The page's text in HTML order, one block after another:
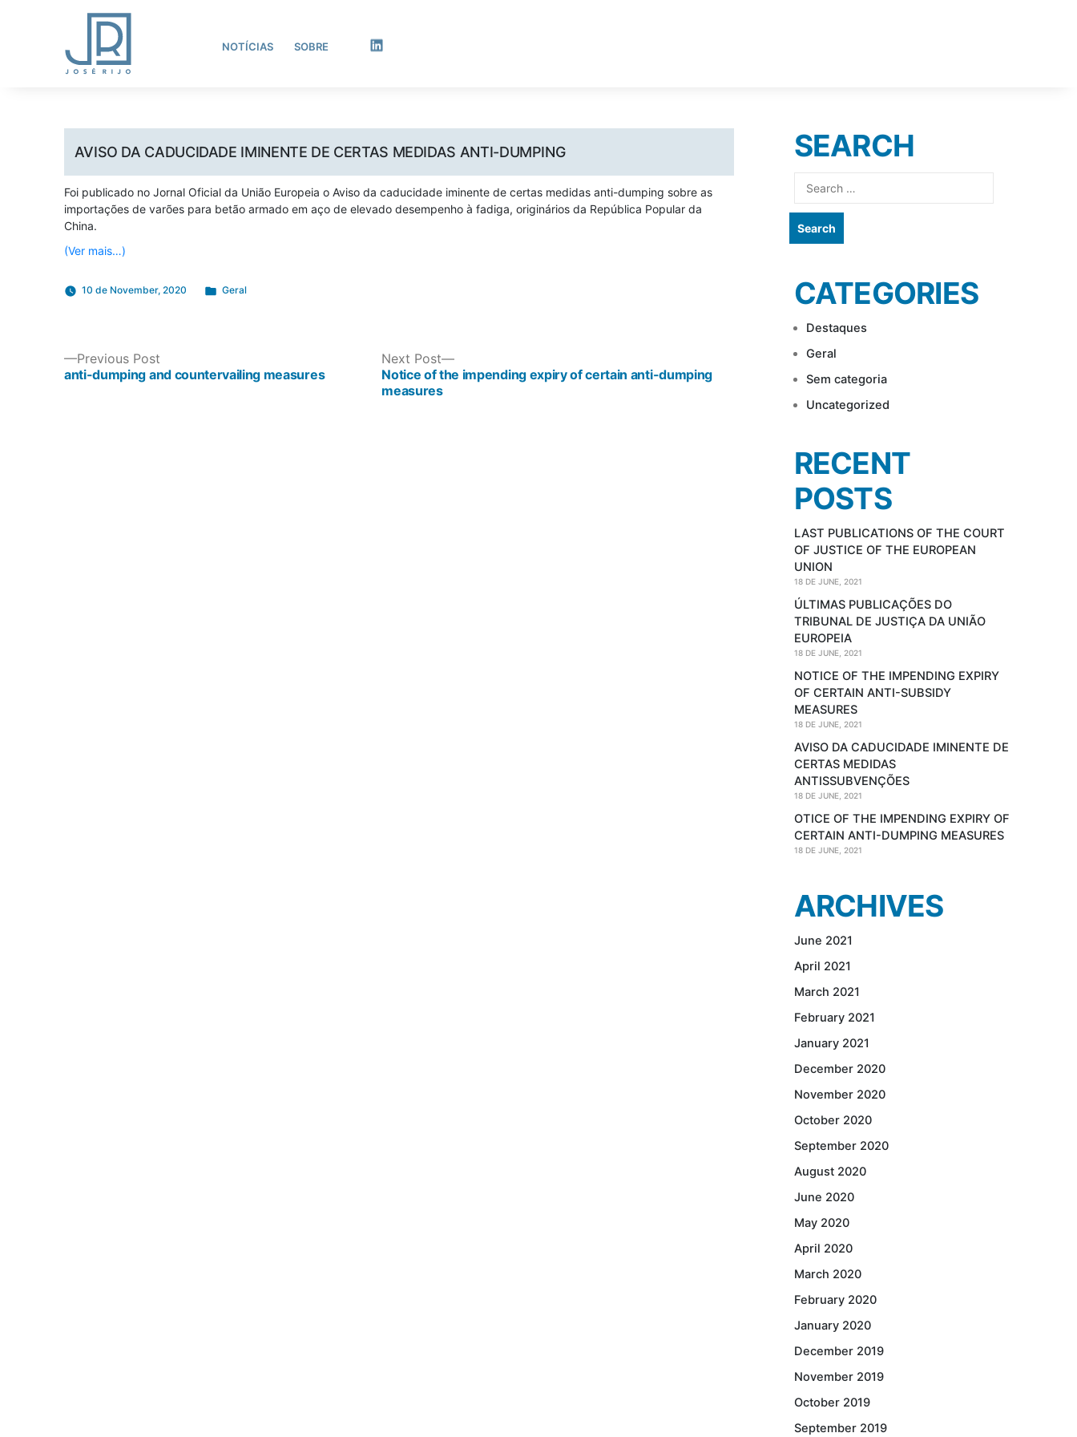
NOTÍCIAS SOBRE LinkedIn
AVISO DA CADUCIDADE IMINENTE DE CERTAS MEDIDAS ANTI-DUMPING
Foi publicado no Jornal Oficial da União Europeia o Aviso da caducidade iminente de certas medidas anti-dumping sobre as
importações de varões para betão armado em aço de elevado desempenho à fadiga, originários da República Popular da
China.
(Ver mais…)
10 de November, 2020
Posted
Geral
POST
Previous Post
post:
anti-dumping and countervailing measures
Next Post
Next
post:
Notice of the impending expiry of certain anti-dumping
measures
SEARCH
Search
for:
CATEGORIES
Destaques
Geral
Sem categoria
Uncategorized
RECENT
POSTS
LAST PUBLICATIONS OF THE COURT
OF JUSTICE OF THE EUROPEAN
UNION
18 DE JUNE, 2021
ÚLTIMAS PUBLICAÇÕES DO
TRIBUNAL DE JUSTIÇA DA UNIÃO
EUROPEIA
18 DE JUNE, 2021
NOTICE OF THE IMPENDING EXPIRY
OF CERTAIN ANTI-SUBSIDY
MEASURES
18 DE JUNE, 2021
AVISO DA CADUCIDADE IMINENTE DE
CERTAS MEDIDAS
ANTISSUBVENÇÕES
18 DE JUNE, 2021
OTICE OF THE IMPENDING EXPIRY OF
CERTAIN ANTI-DUMPING MEASURES
18 DE JUNE, 2021
ARCHIVES
June 2021
April 2021
March 2021
February 2021
January 2021
December 2020
November 2020
October 2020
September 2020
August 2020
June 2020
May 2020
April 2020
March 2020
February 2020
January 2020
December 2019
November 2019
October 2019
September 2019